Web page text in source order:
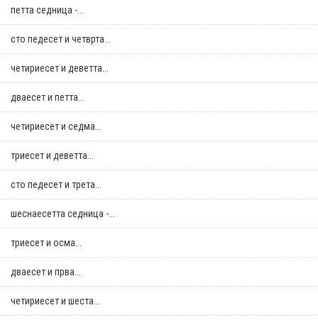
петта седница -...
сто педесет и четврта...
четириесет и деветта...
дваесет и петта...
четириесет и седма...
триесет и деветта...
сто педесет и трета...
шеснаесетта седница -...
триесет и осма...
дваесет и прва...
четириесет и шеста...